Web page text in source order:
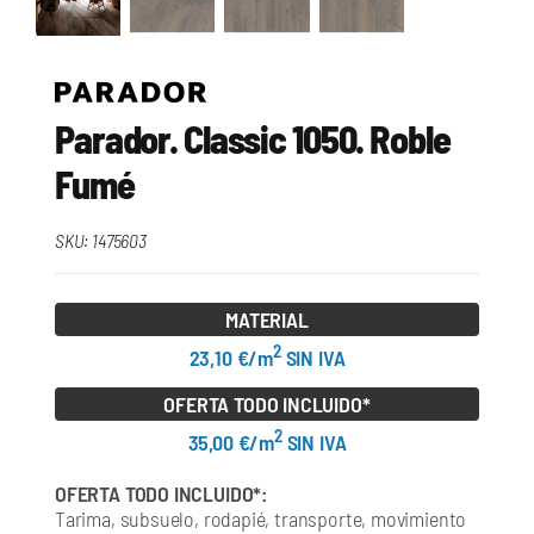
Parador. Classic 1050. Roble
Fumé
SKU: 1475603
MATERIAL
23,10 €/m2SIN IVA
OFERTA TODO INCLUIDO*
35,00 €/m2SIN IVA
OFERTA TODO INCLUIDO*:
Tarima, subsuelo, rodapié, transporte, movimiento